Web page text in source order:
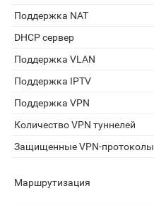
Поддержка NAT
DHCP сервер
Поддержка VLAN
Поддержка IPTV
Поддержка VPN
Количество VPN туннелей
Защищенные VPN-протоколы
Маршрутизация